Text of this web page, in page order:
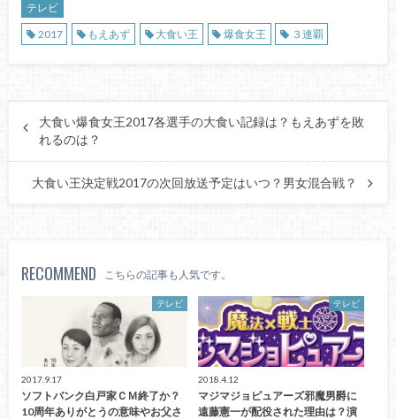
テレビ
2017
もえあず 大食い王 爆食女王 ３連覇
大食い爆食女王2017各選手の大食い記録は？もえあずを敗
れるのは？
大食い王決定戦2017の次回放送予定はいつ？男女混合戦？
RECOMMEND こちらの記事も人気です。
テレビ
2017.9.17
ソフトバンク白戸家ＣＭ終了か？
10周年ありがとうの意味やお父さ
テレビ
2018.4.12
マジマジョピュアーズ邪魔男爵に
遠藤憲一が配役された理由は？演